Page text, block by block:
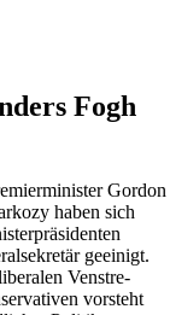
Fogh
Gordon
haben sich
geeinigt.
Venstre-
vorsteht